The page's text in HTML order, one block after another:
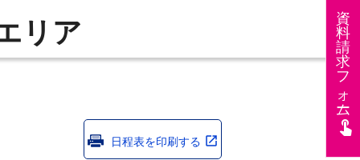
資
料
請
求
フ
ォー
ム
touch_app
リア
日程表を印刷する